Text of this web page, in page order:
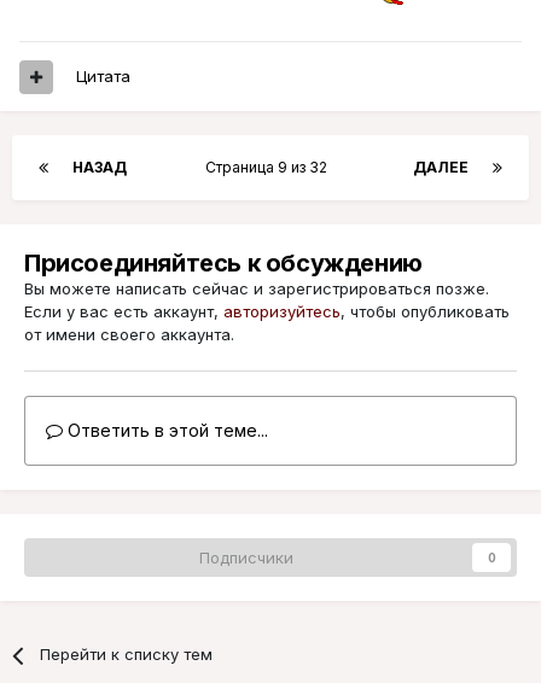
Цитата
НАЗАД ДАЛЕЕ
Страница 9 из 32
Присоединяйтесь к обсуждению
Вы можете написать сейчас и зарегистрироваться позже.
Если у вас есть аккаунт, авторизуйтесь, чтобы опубликовать
от имени своего аккаунта.
Ответить в этой теме...
Подписчики 0
Перейти к списку тем